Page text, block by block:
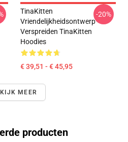
TinaKitten
Vriendelijkheidsontwerp
Verspreiden TinaKitten
Hoodies
€ 39,51 - € 45,95
-20%
MEER
producten